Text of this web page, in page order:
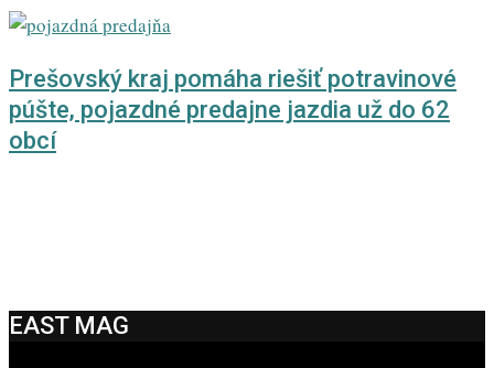
Prešovský kraj pomáha riešiť potravinové
púšte, pojazdné predajne jazdia už do 62
obcí
EAST MAG